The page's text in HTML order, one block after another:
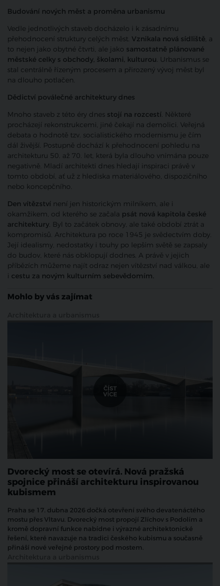
Budování nových měst a proměna urbanismu
Vedle jednotlivých staveb docházelo i k zásadnímu
přehodnocení struktury celých měst. Vznikala nová sídliště, a
to nejen jako obytné čtvrti, ale jako samostatně plánované
městské celky s obchody, školami, kulturou. Urbanismus se
stal centrálně řízeným procesem a přirozený vývoj měst byl
na dlouho potlačen.
Dědictví poválečné architektury dnes
Mnoho staveb z této éry dnes stojí na rozcestí. Některé
procházejí rekonstrukcemi, jiné čekají na demolici. Veřejná
debata o hodnotě tzv. socialistického modernismu je čím
dál živější. Postupně dochází k přehodnocení pohledu na
architekturu 50. až 70. let, která byla dlouho vnímána pouze
negativně. Mladí architekti dnes hledají inspiraci právě v
tomto období, ať už z hlediska materiálového, dispozičního
nebo koncepčního.
Den vítězství není jen historickým milníkem, ale i
okamžikem, od kterého se začala psát nová kapitola české
architektury. Byl to začátek obnovy, ale také období ztrát a
kompromisů. Architektura po roce 1945 je svědectvím doby.
Její idealismy, nedostatky i touhy po lepším světě se zapsaly
do budov, které nás obklopují dodnes. A právě v jejich
příbězích můžeme najít odraz nejen vítězství nad válkou, ale
i cestu za novým kulturním sebevědomím.
Mohlo by vás zajímat
Dvorecký most se otevírá. Nová pražská
spojnice přináší architekturu inspirovanou
kubismem
Praha se 17. dubna 2026 dočká otevření svého devatenáctého
mostu přes Vltavu. Dvorecký most propojí Zlíchov s Podolím a
kromě dopravní funkce nabídne i výrazné architektonické
řešení, které navazuje na tradici českého kubismu a současně
přináší nové veřejné prostory pod mostem.